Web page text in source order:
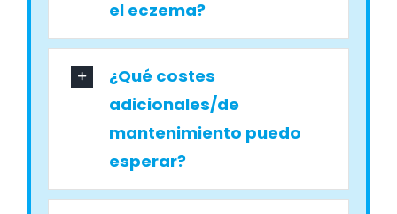
el eczema?
¿Qué costes
adicionales/de
mantenimiento puedo
esperar?